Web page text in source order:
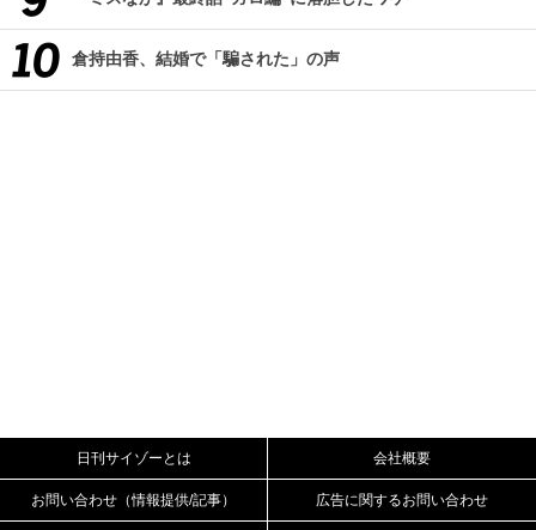
倉持由香、結婚で「騙された」の声
日刊サイゾーとは 会社概要
お問い合わせ（情報提供/記事） 広告に関するお問い合わせ